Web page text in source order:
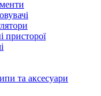
присторої
та аксесуари